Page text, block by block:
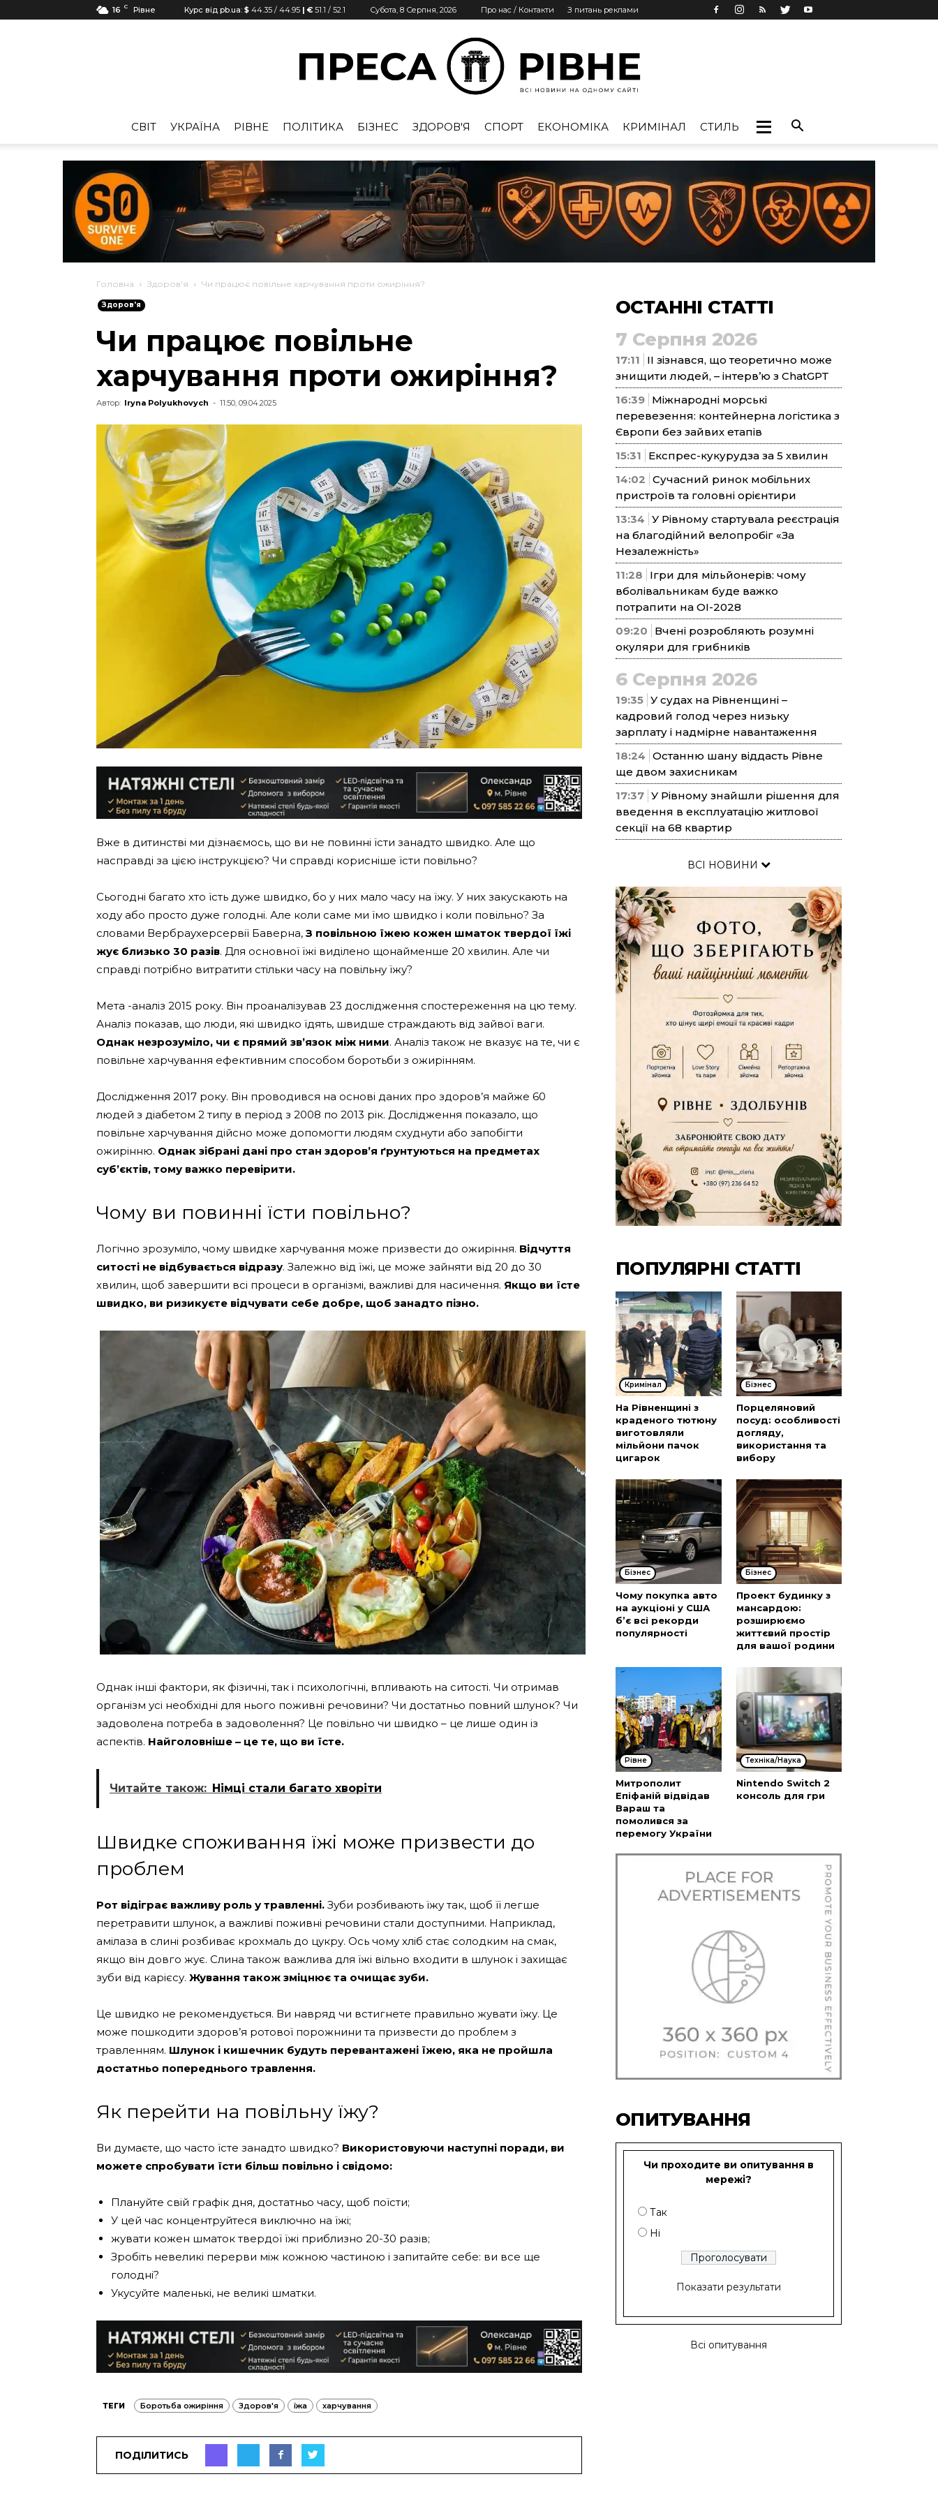
16 C Рівне Курс від pb.ua: $ 44.35 / 44.95 | € 51.1 / 52.1 Субота, 8 Серпня, 2026 Про нас / Контакти З питань реклами
Рівне
CВІТ УКРАЇНА РІВНЕ ПОЛІТИКА БІЗНЕС ЗДОРОВ'Я СПОРТ ЕКОНОМІКА КРИМІНАЛ СТИЛЬ
Головна Здоров'я Чи працює повільне харчування проти ожиріння?
Здоров'я
Чи працює повільне
харчування проти ожиріння?
Автор: Iryna Polyukhovych - 11:50, 09.04.2025
Вже в дитинстві ми дізнаємось, що ви не повинні їсти занадто швидко. Але що
насправді за цією інструкцією? Чи справді корисніше їсти повільно?
Сьогодні багато хто їсть дуже швидко, бо у них мало часу на їжу. У них закускають на
ходу або просто дуже голодні. Але коли саме ми їмо швидко і коли повільно? За
словами Вербраухерсервії Баверна, З повільною їжею кожен шматок твердої їжі
жує близько 30 разів. Для основної їжі виділено щонайменше 20 хвилин. Але чи
справді потрібно витратити стільки часу на повільну їжу?
Мета -аналіз 2015 року. Він проаналізував 23 дослідження спостереження на цю тему.
Аналіз показав, що люди, які швидко їдять, швидше страждають від зайвої ваги.
Однак незрозуміло, чи є прямий зв’язок між ними. Аналіз також не вказує на те, чи є
повільне харчування ефективним способом боротьби з ожирінням.
Дослідження 2017 року. Він проводився на основі даних про здоров’я майже 60
людей з діабетом 2 типу в період з 2008 по 2013 рік. Дослідження показало, що
повільне харчування дійсно може допомогти людям схуднути або запобігти
ожирінню. Однак зібрані дані про стан здоров’я ґрунтуються на предметах
суб’єктів, тому важко перевірити.
Чому ви повинні їсти повільно?
Логічно зрозуміло, чому швидке харчування може призвести до ожиріння. Відчуття
ситості не відбувається відразу. Залежно від їжі, це може зайняти від 20 до 30
хвилин, щоб завершити всі процеси в організмі, важливі для насичення. Якщо ви їсте
швидко, ви ризикуєте відчувати себе добре, щоб занадто пізно.
Однак інші фактори, як фізичні, так і психологічні, впливають на ситості. Чи отримав
організм усі необхідні для нього поживні речовини? Чи достатньо повний шлунок? Чи
задоволена потреба в задоволення? Це повільно чи швидко – це лише один із
аспектів. Найголовніше – це те, що ви їсте.
Читайте також: Німці стали багато хворіти
Швидке споживання їжі може призвести до
проблем
Рот відіграє важливу роль у травленні. Зуби розбивають їжу так, щоб її легше
перетравити шлунок, а важливі поживні речовини стали доступними. Наприклад,
амілаза в слині розбиває крохмаль до цукру. Ось чому хліб стає солодким на смак,
якщо він довго жує. Слина також важлива для їжі вільно входити в шлунок і захищає
зуби від карієсу. Жування також зміцнює та очищає зуби.
Це швидко не рекомендується. Ви навряд чи встигнете правильно жувати їжу. Це
може пошкодити здоров’я ротової порожнини та призвести до проблем з
травленням. Шлунок і кишечник будуть перевантажені їжею, яка не пройшла
достатньо попереднього травлення.
Як перейти на повільну їжу?
Ви думаєте, що часто їсте занадто швидко? Використовуючи наступні поради, ви
можете спробувати їсти більш повільно і свідомо:
Плануйте свій графік дня, достатньо часу, щоб поїсти;
У цей час концентруйтеся виключно на їжі;
жувати кожен шматок твердої їжі приблизно 20-30 разів;
Зробіть невеликі перерви між кожною частиною і запитайте себе: ви все ще
голодні?
Укусуйте маленькі, не великі шматки.
ТЕГИ Боротьба ожиріння Здоров'я їжа харчування
ПОДІЛИТИСЬ
ОСТАННІ СТАТТІ
7 Серпня 2026
17:11
ІІ зізнався, що теоретично може
знищити людей, – інтерв’ю з ChatGPT
16:39 Міжнародні морські
перевезення: контейнерна логістика з
Європи без зайвих етапів
15:31
Експрес-кукурудза за 5 хвилин
14:02 Сучасний ринок мобільних
пристроїв та головні орієнтири
13:34 У Рівному стартувала реєстрація
на благодійний велопробіг «За
Незалежність»
11:28
Ігри для мільйонерів: чому
вболівальникам буде важко
потрапити на ОІ-2028
09:20
Вчені розробляють розумні
окуляри для грибників
6 Серпня 2026
19:35 У судах на Рівненщині –
кадровий голод через низьку
зарплату і надмірне навантаження
18:24 Останню шану віддасть Рівне
ще двом захисникам
17:37 У Рівному знайшли рішення для
введення в експлуатацію житлової
секції на 68 квартир
ВСІ НОВИНИ
ПОПУЛЯРНІ СТАТТІ
Кримінал
На Рівненщині з
краденого тютюну
виготовляли
мільйони пачок
цигарок
Бізнес
Порцеляновий
посуд: особливості
догляду,
використання та
вибору
Бізнес
Чому покупка авто
на аукціоні у США
б’є всі рекорди
популярності
Бізнес
Проект будинку з
мансардою:
розширюємо
життєвий простір
для вашої родини
Рівне
Митрополит
Епіфаній відвідав
Вараш та
помолився за
перемогу України
Техніка/Наука
Nintendo Switch 2
консоль для гри
ОПИТУВАННЯ
Чи проходите ви опитування в
мережі?
Так
Ні
Показати результати
Всі опитування